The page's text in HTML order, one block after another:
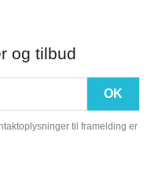
og tilbud
til framelding er